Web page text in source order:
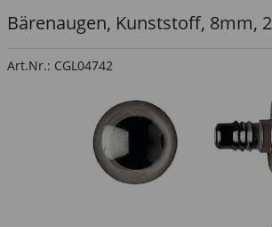
Bärenaugen, Kunststoff, 8mm,
Art.Nr.: CGL04742